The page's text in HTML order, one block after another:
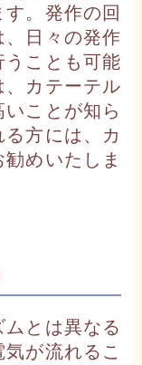
。発作の回
日々の発作
うことも可能
、カテーテル
ことが知ら
方には、カ
めいたしま
とは異なる
が流れるこ